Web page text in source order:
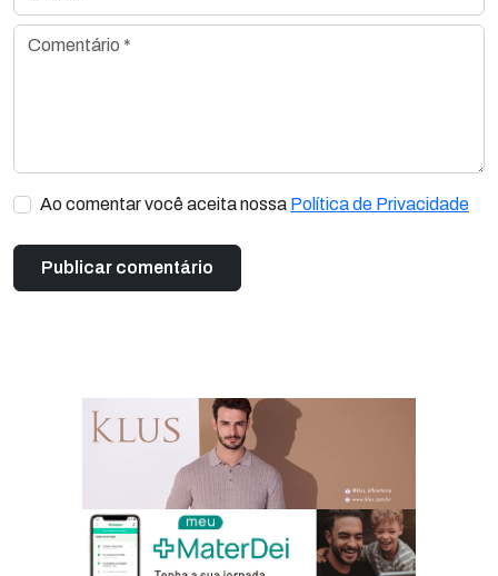
Comentário *
Ao comentar você aceita nossa Política de Privacidade